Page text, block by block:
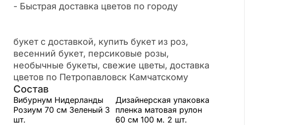
- Быстрая доставка цветов по городу
букет с доставкой, купить букет из роз,
весенний букет, персиковые розы,
необычные букеты, свежие цветы, доставка
цветов по Петропавловск Камчатскому
Состав
Вибурнум Нидерланды
Розиум 70 см Зеленый 3
шт.
Дизайнерская упаковка
пленка матовая рулон
60 см 100 м. 2 шт.